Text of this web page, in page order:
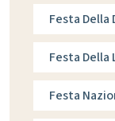
Festa Della
Festa
Festa